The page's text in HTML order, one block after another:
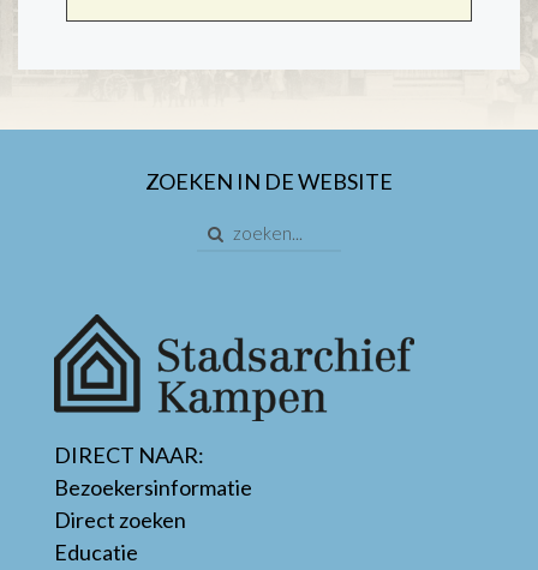
ZOEKEN IN DE WEBSITE
DIRECT NAAR:
Bezoekersinformatie
Direct zoeken
Educatie